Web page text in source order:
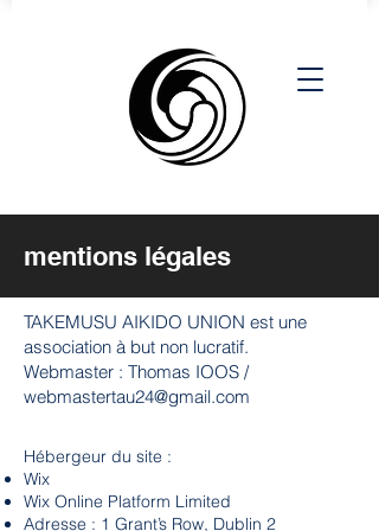
mentions légales
TAKEMUSU AIKIDO UNION est une
association à but non lucratif.
Webmaster : Thomas IOOS /
webmastertau24@gmail.com
Hébergeur du site :
Wix
Wix Online Platform Limited
Adresse : 1 Grant’s Row, Dublin 2